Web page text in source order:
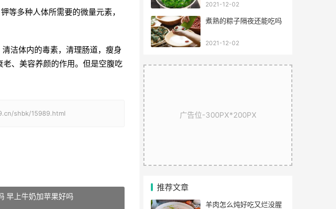
等多种人体所需要的微量元素，
洁体内的毒素，清理肠道，瘦身
、美容养颜的作用。但是空腹吃
shbk/15989.html
早上牛奶加苹果好吗
2021-12-02
煮熟的粽子隔夜还能吃吗
2021-12-02
广告位-300PX*200PX
推荐文章
羊肉怎么炖好吃又烂没腥